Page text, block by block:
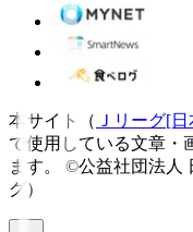
本サイト（ Ｊリーグ[
で使用している文章・
ます。
©公益社団法人
グ）